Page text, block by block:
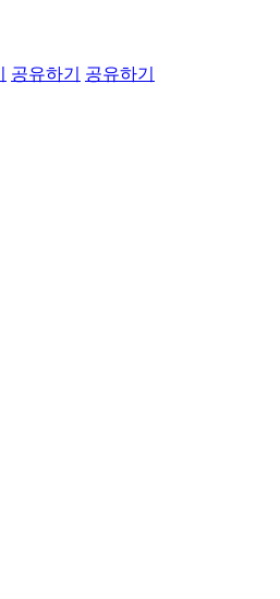
공유하기 공유하기